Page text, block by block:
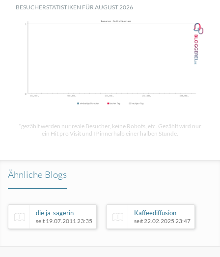
BESUCHERSTATISTIKEN FÜR AUGUST 2026
*gezählt werden nur reale Besucher, keine Robots, etc. Gezählt wird nur
ein Hit pro Visit und IP innerhalb einer halben Stunde.
Ähnliche Blogs
die ja-sagerin
seit 19.07.2011 23:35
Kaffeediffusion
seit 22.02.2025 23:47